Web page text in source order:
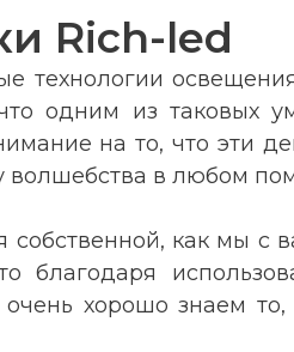
Rich-led
технологии
одним из таковых
на то, что эти
волшебства в любом
как мы
благодаря
хорошо знаем